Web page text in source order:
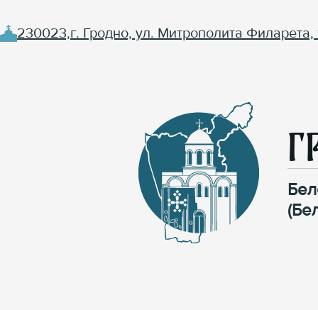
230023,г. Гродно, ул. Митрополита Филарета,